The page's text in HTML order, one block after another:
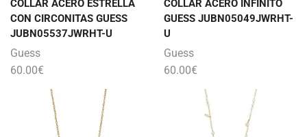
COLLAR ACERO ESTRELLA
CON CIRCONITAS GUESS
JUBN05537JWRHT-U
Guess
60.00€
COLLAR ACERO INFINITO
GUESS JUBN05049JWRHT-
U
Guess
60.00€